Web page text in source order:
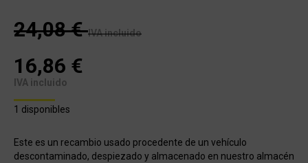
24,08€ IVA incluido
16,86 €
IVA incluido
1 disponibles
Este es un recambio usado procedente de un vehículo
descontaminado, despiezado y almacenado en nuestro almacén